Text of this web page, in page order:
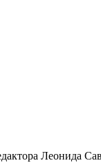
Леонида